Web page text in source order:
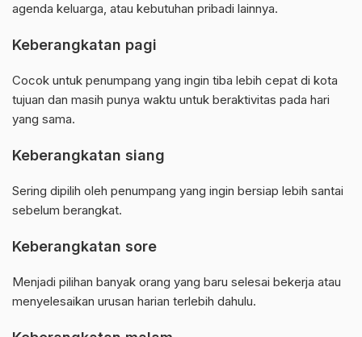
agenda keluarga, atau kebutuhan pribadi lainnya.
Keberangkatan pagi
Cocok untuk penumpang yang ingin tiba lebih cepat di kota
tujuan dan masih punya waktu untuk beraktivitas pada hari
yang sama.
Keberangkatan siang
Sering dipilih oleh penumpang yang ingin bersiap lebih santai
sebelum berangkat.
Keberangkatan sore
Menjadi pilihan banyak orang yang baru selesai bekerja atau
menyelesaikan urusan harian terlebih dahulu.